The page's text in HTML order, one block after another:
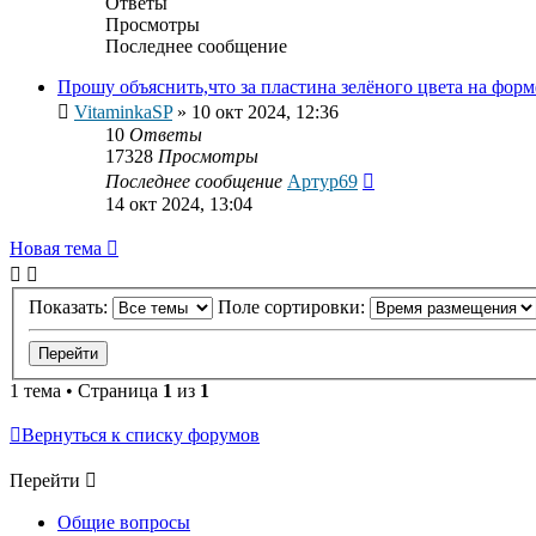
Просмотры
Последнее сообщение
Прошу объяснить,что за пластина зелёного цвета на
VitaminkaSP» 10 окт 2024, 12:36
10 Ответы
17328 Просмотры
Последнее сообщение Артур69
14 окт 2024, 13:04
Новая тема
Показать: Поле сортировки:
1 тема • Страница 1 из 1
Вернуться к списку форумов
Перейти
Общие вопросы